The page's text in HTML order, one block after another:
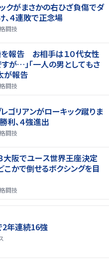
ックがまさかの右ひざ負傷でダ
、４連敗で正念場
闘技
報告 お相手は１０代女性
が…」「一人の男としてもさ
が報告
闘技
レゴリアンがローキック蹴りま
利、４強進出
闘技
大阪でユース世界王座決定
かで倒せるボクシングを目
闘技
2年連続16強